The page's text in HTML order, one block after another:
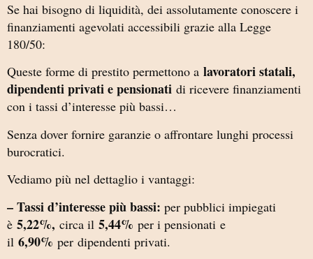
Se hai bisogno di liquidità, dei assolutamente conoscere i
finanziamenti agevolati accessibili grazie alla Legge
180/50:
Queste forme di prestito permettono a lavoratori statali,
dipendenti privati e pensionati di ricevere finanziamenti
con i tassi d’interesse più bassi…
Senza dover fornire garanzie o affrontare lunghi processi
burocratici.
Vediamo più nel dettaglio i vantaggi:
– Tassi d’interesse più bassi: per pubblici impiegati
è 5,22%, circa il 5,44% per i pensionati e
il 6,90% per dipendenti privati.